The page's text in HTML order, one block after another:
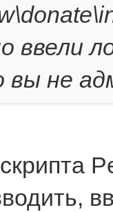
ввели
вы не